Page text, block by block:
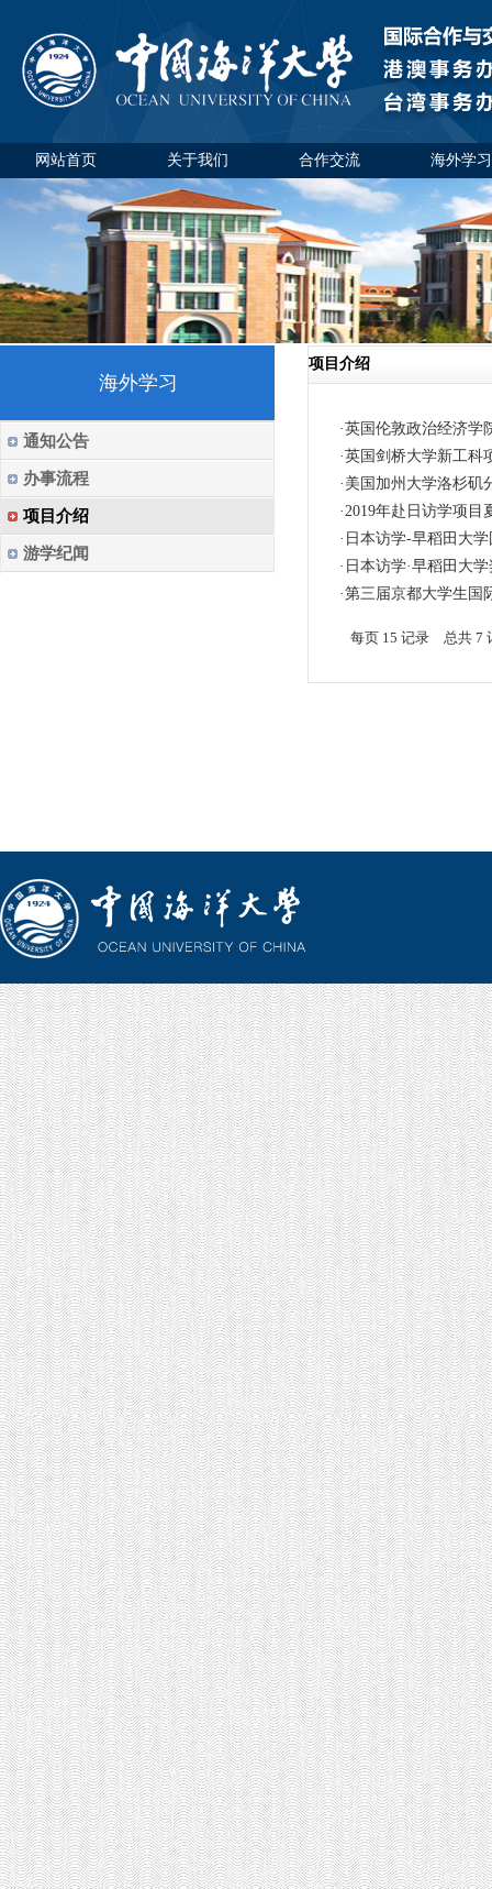
网站首页 关于我们 合作交流 海外学习
海外学习
通知公告
办事流程
项目介绍
游学纪闻
项目介绍
·英国伦敦政治经济学
·英国剑桥大学新工科
· 美国加州大学洛杉矶
·2019年赴日访学项目
· 日本访学-早稻田大
· 日本访学·早稻田大
·第三届京都大学生国
每页 15 记录 总共 7